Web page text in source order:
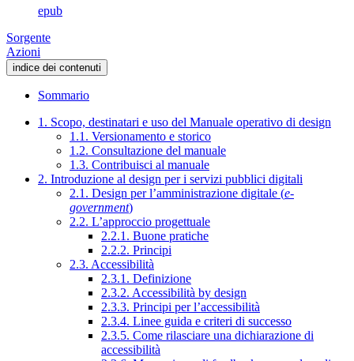
epub
Sorgente
Azioni
indice dei contenuti
Sommario
1. Scopo, destinatari e uso del Manuale operativo di design
1.1. Versionamento e storico
1.2. Consultazione del manuale
1.3. Contribuisci al manuale
2. Introduzione al design per i servizi pubblici digitali
2.1. Design per l’amministrazione digitale (e-
government)
2.2. L’approccio progettuale
2.2.1. Buone pratiche
2.2.2. Principi
2.3. Accessibilità
2.3.1. Definizione
2.3.2. Accessibilità by design
2.3.3. Principi per l’accessibilità
2.3.4. Linee guida e criteri di successo
2.3.5. Come rilasciare una dichiarazione di
accessibilità